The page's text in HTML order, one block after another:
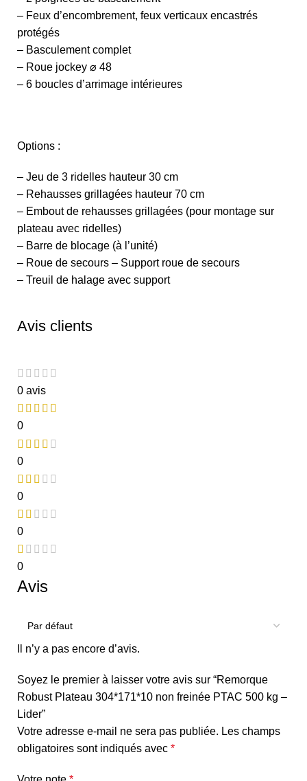
– Feux d’encombrement, feux verticaux encastrés
protégés
– Basculement complet
– Roue jockey ⌀ 48
– 6 boucles d’arrimage intérieures
Options :
– Jeu de 3 ridelles hauteur 30 cm
– Rehausses grillagées hauteur 70 cm
– Embout de rehausses grillagées (pour montage sur
plateau avec ridelles)
– Barre de blocage (à l’unité)
– Roue de secours – Support roue de secours
– Treuil de halage avec support
Avis clients
0 avis
0
0
0
0
0
Avis
Il n’y a pas encore d’avis.
Soyez le premier à laisser votre avis sur “Remorque
Robust Plateau 304*171*10 non freinée PTAC 500 kg –
Lider”
Votre adresse e-mail ne sera pas publiée. Les champs
obligatoires sont indiqués avec *